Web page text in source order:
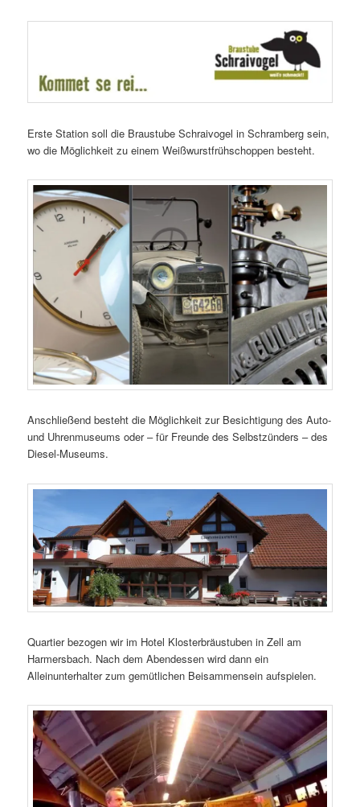
Erste Station soll die Braustube Schraivogel in Schramberg sein,
wo die Möglichkeit zu einem Weißwurstfrühschoppen besteht.
Anschließend besteht die Möglichkeit zur Besichtigung des Auto-
und Uhrenmuseums oder – für Freunde des Selbstzünders – des
Diesel-Museums.
Quartier bezogen wir im Hotel Klosterbräustuben in Zell am
Harmersbach. Nach dem Abendessen wird dann ein
Alleinunterhalter zum gemütlichen Beisammensein aufspielen.